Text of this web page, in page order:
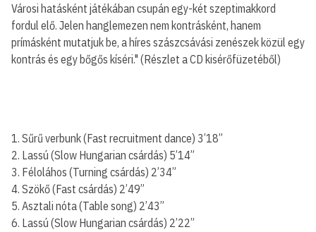
Városi hatásként játékában csupán egy-két szeptimakkord
fordul elő. Jelen hanglemezen nem kontrásként, hanem
prímásként mutatjuk be, a híres szászcsávási zenészek közül egy
kontrás és egy bőgős kíséri." (Részlet a CD kisérőfüzetéből)
1. Sűrű verbunk (Fast recruitment dance) 3’18”
2. Lassú (Slow Hungarian csárdás) 5’14”
3. Féloláhos (Turning csárdás) 2’34”
4. Szökő (Fast csárdás) 2’49”
5. Asztali nóta (Table song) 2’43”
6. Lassú (Slow Hungarian csárdás) 2’22”